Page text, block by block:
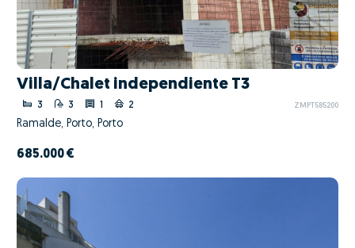
Villa/Chalet independiente T3
3 3 1 2 ZMPT585200
Ramalde, Porto, Porto
685.000 €